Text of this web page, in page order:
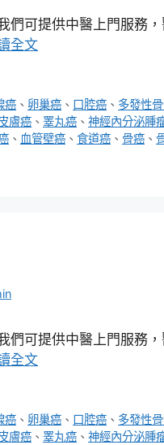
們可提供中醫上門服務
全文
癌 、 卵巢癌 、 口腔癌 、 多發性
膚癌 、 睪丸癌 、 神經內分泌腫
、 血管壁癌 、 食道癌 、 骨癌 、
們可提供中醫上門服務
全文
癌 、 卵巢癌 、 口腔癌 、 多發性
膚癌 、 睪丸癌 、 神經內分泌腫